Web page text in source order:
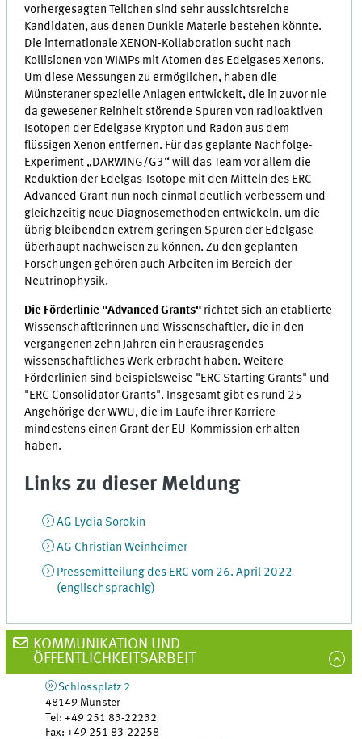
vorhergesagten Teilchen sind sehr aussichtsreiche
Kandidaten, aus denen Dunkle Materie bestehen könnte.
Die internationale XENON-Kollaboration sucht nach
Kollisionen von WIMPs mit Atomen des Edelgases Xenons.
Um diese Messungen zu ermöglichen, haben die
Münsteraner spezielle Anlagen entwickelt, die in zuvor nie
da gewesener Reinheit störende Spuren von radioaktiven
Isotopen der Edelgase Krypton und Radon aus dem
flüssigen Xenon entfernen. Für das geplante Nachfolge-
Experiment „DARWING/G3“ will das Team vor allem die
Reduktion der Edelgas-Isotope mit den Mitteln des ERC
Advanced Grant nun noch einmal deutlich verbessern und
gleichzeitig neue Diagnosemethoden entwickeln, um die
übrig bleibenden extrem geringen Spuren der Edelgase
überhaupt nachweisen zu können. Zu den geplanten
Forschungen gehören auch Arbeiten im Bereich der
Neutrinophysik.
Die Förderlinie "Advanced Grants" richtet sich an etablierte
Wissenschaftlerinnen und Wissenschaftler, die in den
vergangenen zehn Jahren ein herausragendes
wissenschaftliches Werk erbracht haben. Weitere
Förderlinien sind beispielsweise "ERC Starting Grants" und
"ERC Consolidator Grants". Insgesamt gibt es rund 25
Angehörige der WWU, die im Laufe ihrer Karriere
mindestens einen Grant der EU-Kommission erhalten
haben.
Links zu dieser Meldung
AG Lydia Sorokin
AG Christian Weinheimer
Pressemitteilung des ERC vom 26. April 2022
(englischsprachig)
KOMMUNIKATION UND
ÖFFENTLICHKEITSARBEIT
Schlossplatz 2
48149 Münster
Tel:+49 251 83-22232
Fax:+49 251 83-22258